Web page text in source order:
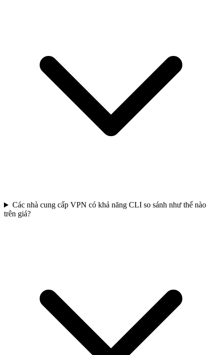
Các nhà cung cấp VPN có khả năng CLI so sánh như thế nào
trên giá?